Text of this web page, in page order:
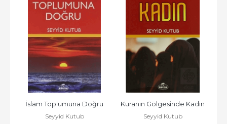
İslam Toplumuna Doğru
Seyyid Kutub
Kuranın Gölgesinde Kadın
Seyyid Kutub